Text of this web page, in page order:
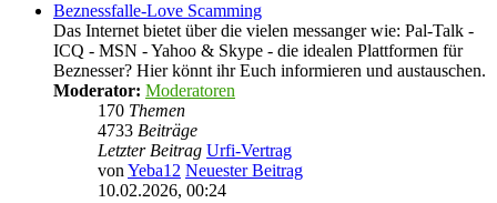
Beznessfalle-Love Scamming
Das Internet bietet über die vielen messanger wie: Pal-Talk -
ICQ - MSN - Yahoo & Skype - die idealen Plattformen für
Beznesser? Hier könnt ihr Euch informieren und austauschen.
Moderator: Moderatoren
170 Themen
4733 Beiträge
Letzter Beitrag Urfi-Vertrag
von Yeba12 Neuester Beitrag
10.02.2026, 00:24